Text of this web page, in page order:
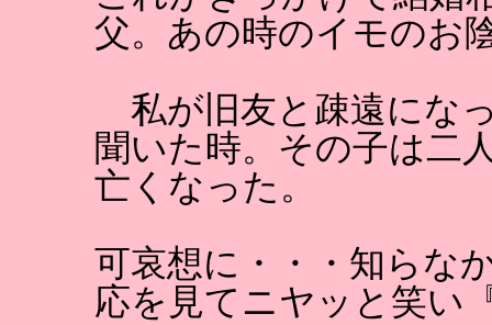
父。あの時のイモのお
私が旧友と疎遠にな
聞いた時。その子は二
亡くなった。
可哀想に・・・知らな
応を見てニヤッと笑い